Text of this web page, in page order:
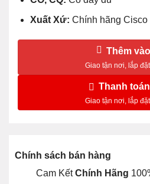
Xuất Xứ: Chính hãng Cisco
Thêm
Thanh
Chính sách bán hàng
Cam KếtChính Hãng